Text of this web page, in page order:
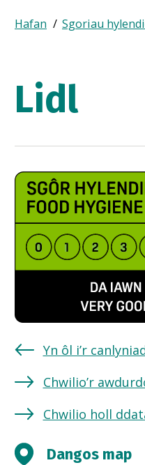
Breadcrumb
Expand
breadcrumb
Hafan Sgoriau
Lidl
Yn ôl i’r
Chwilio’r
Chwilio holl
Dangos map